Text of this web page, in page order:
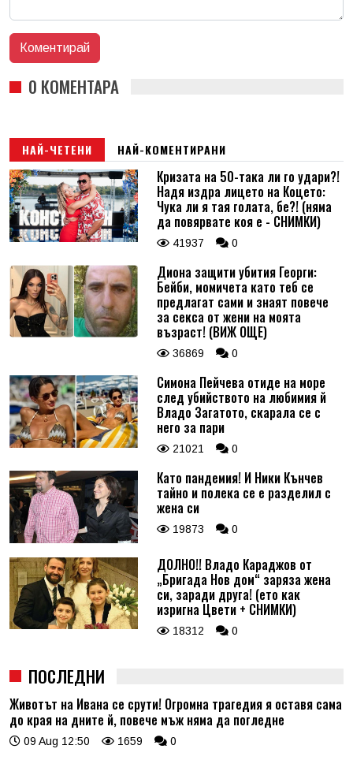
0 КОМЕНТАРА
НАЙ-ЧЕТЕНИ НАЙ-КОМЕНТИРАНИ
Кризата на 50-така ли го удари?!
Надя издра лицето на Коцето:
Чука ли я тая голата, бе?! (няма
да повярвате коя е - СНИМКИ)
41937 0
Диона защити убития Георги:
Бейби, момичета като теб се
предлагат сами и знаят повече
за секса от жени на моята
възраст! (ВИЖ ОЩЕ)
36869 0
Симона Пейчева отиде на море
след убийството на любимия й
Владо Загатото, скарала се с
него за пари
21021 0
Като пандемия! И Ники Кънчев
тайно и полека се е разделил с
жена си
19873 0
ДОЛНО!! Владо Караджов от
„Бригада Нов дом“ заряза жена
си, заради друга! (ето как
изригна Цвети + СНИМКИ)
18312 0
ПОСЛЕДНИ
Животът на Ивана се срути! Огромна трагедия я оставя сама
до края на дните й, повече мъж няма да погледне
09 Aug 12:50 1659 0